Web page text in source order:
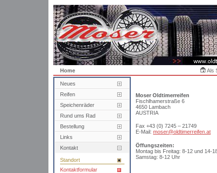
Home Als
Neues
Reifen
Speichenräder
Rund ums Rad
Bestellung
Links
Kontakt
Standort
Kontaktformular
Moser Oldtimerreifen
Fischlhamerstraße 6
4650 Lambach
AUSTRIA
Fax +43 (0) 7245 – 21749
E-Mail: moser@oldtimerreifen.at
Öffungszeiten:
Montag bis Freitag: 8-12 und 14-
Samstag: 8-12 Uhr